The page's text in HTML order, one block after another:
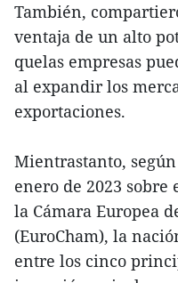
También,
ventaja de un alto
quelas empresas
al expandir los
exportaciones.
Mientrastanto,
enero de 2023
la Cámara Europea
(EuroCham), la
entre los cinco